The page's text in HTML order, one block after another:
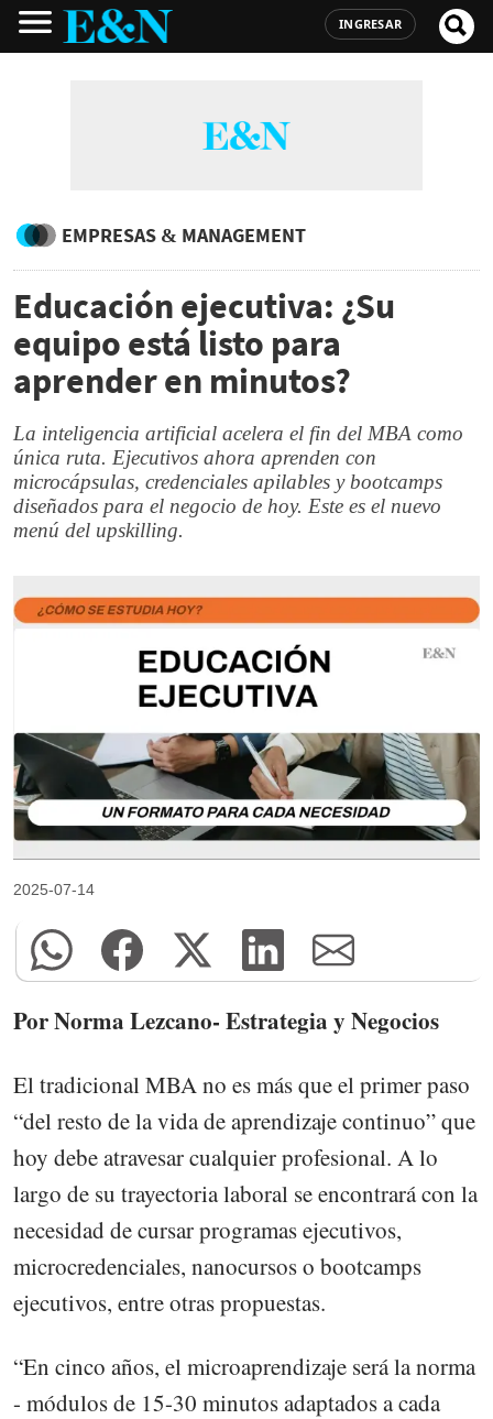
INGRESAR
EMPRESAS & MANAGEMENT
Educación ejecutiva: ¿Su
equipo está listo para
aprender en minutos?
La inteligencia artificial acelera el fin del MBA como
única ruta. Ejecutivos ahora aprenden con
microcápsulas, credenciales apilables y bootcamps
diseñados para el negocio de hoy. Este es el nuevo
menú del upskilling.
2025-07-14
Por Norma Lezcano- Estrategia y Negocios
El tradicional MBA no es más que el primer paso
“del resto de la vida de aprendizaje continuo” que
hoy debe atravesar cualquier profesional. A lo
largo de su trayectoria laboral se encontrará con la
necesidad de cursar programas ejecutivos,
microcredenciales, nanocursos o bootcamps
ejecutivos, entre otras propuestas.
“En cinco años, el microaprendizaje será la norma
- módulos de 15-30 minutos adaptados a cada